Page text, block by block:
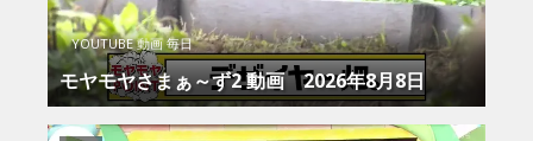
YOUTUBE 動画 毎日
モヤモヤさまぁ～ず2 動画 2026年8月8日